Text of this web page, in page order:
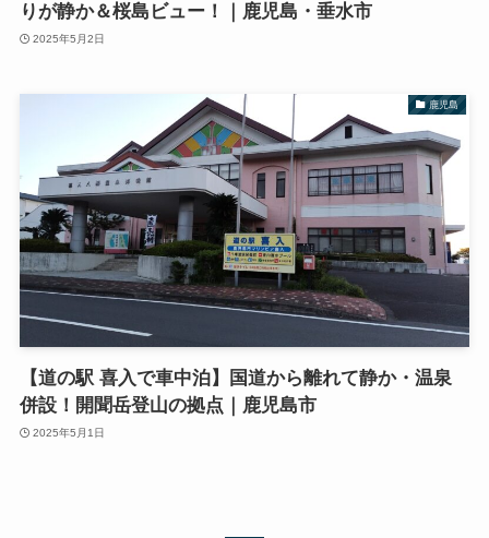
りが静か＆桜島ビュー！｜鹿児島・垂水市
2025年5月2日
鹿児島
【道の駅 喜入で車中泊】国道から離れて静か・温泉
併設！開聞岳登山の拠点｜鹿児島市
2025年5月1日